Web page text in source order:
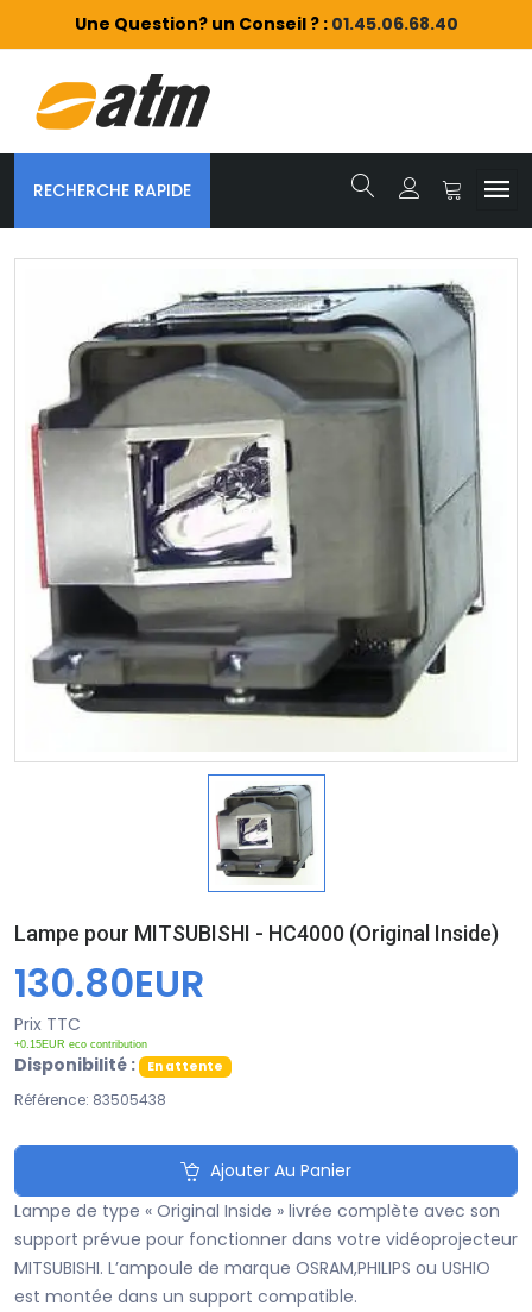
Une Question? un Conseil ? : 01.45.06.68.40
RECHERCHE RAPIDE
Lampe pour MITSUBISHI - HC4000 (Original Inside)
130.80EUR
Prix TTC
+0.15EUR eco contribution
Disponibilité : En attente
Référence: 83505438
Ajouter Au Panier
Lampe de type « Original Inside » livrée complète avec son
support prévue pour fonctionner dans votre vidéoprojecteur
MITSUBISHI. L’ampoule de marque OSRAM,PHILIPS ou USHIO
est montée dans un support compatible.